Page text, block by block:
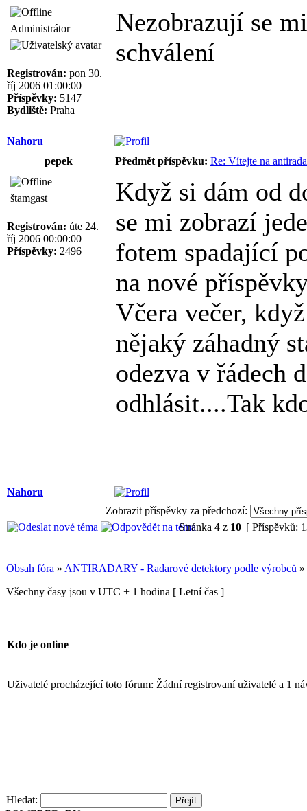
Administrátor
Registrován: pon 30.
říj 2006 01:00:00
Příspěvky: 5147
Bydliště: Praha
Nezobrazují se
schválení
Nahoru
pepek
Předmět příspěvku: Re: Vítejte na
štamgast
Registrován: úte 24.
říj 2006 00:00:00
Příspěvky: 2496
Když si dám od
se mi zobrazí
fotem spadající
na nové
Včera večer,
nějaký záhadný
odezva v řádech
odhlásit....Tak
Nahoru
Zobrazit příspěvky za předchozí:
Stránka 4 z 10 [ Příspěvků:
Obsah fóra » ANTIRADARY - Radarové detektory podle výrobců »
Všechny časy jsou v UTC + 1 hodina [ Letní čas ]
Kdo je online
Uživatelé procházející toto fórum: Žádní registrovaní uživatelé a 1
Hledat: